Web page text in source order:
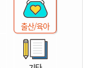
출산/육아